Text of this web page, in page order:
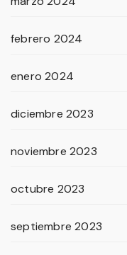
febrero 2024
enero 2024
diciembre 2023
noviembre 2023
octubre 2023
septiembre 2023